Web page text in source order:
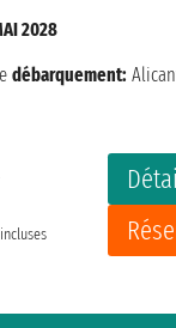
2028
débarquement: